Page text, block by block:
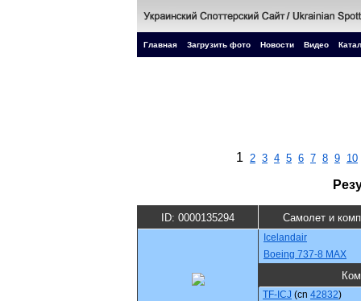
Главная Загрузить фото Новости Видео
1 2 3 4 5 6 7 8 9 10
ID: 0000135294 Самолет и
Icelandair
Boeing 737-8 MAX
TF-ICJ (cn 42832)